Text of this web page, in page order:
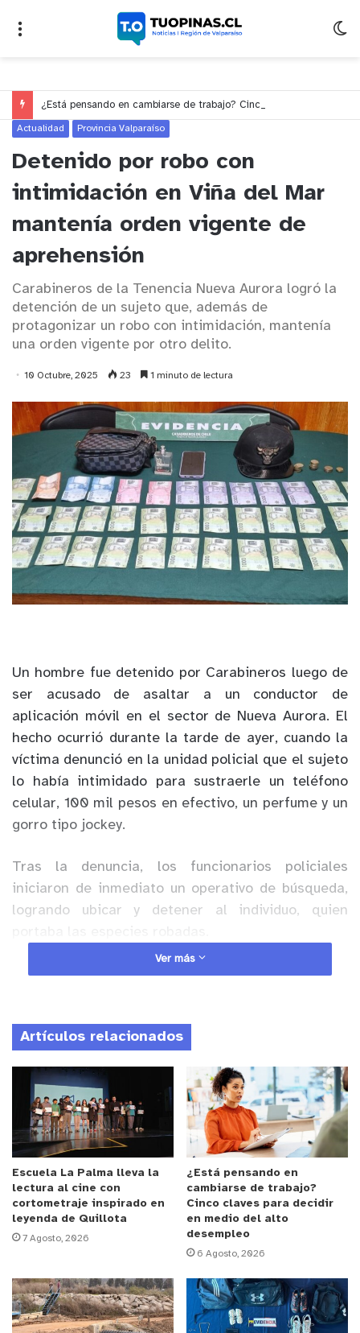
Actualidad Provincia Valparaíso
Detenido por robo con
intimidación en Viña del Mar
mantenía orden vigente de
aprehensión
Carabineros de la Tenencia Nueva Aurora logró la
detención de un sujeto que, además de
protagonizar un robo con intimidación, mantenía
una orden vigente por otro delito.
10 Octubre, 2025 23 1 minuto de lectura
Un hombre fue detenido por Carabineros luego de
ser acusado de asaltar a un conductor de
aplicación móvil en el sector de Nueva Aurora. El
hecho ocurrió durante la tarde de ayer, cuando la
víctima denunció en la unidad policial que el sujeto
lo había intimidado para sustraerle un teléfono
celular, 100 mil pesos en efectivo, un perfume y un
gorro tipo jockey.
Tras la denuncia, los funcionarios policiales
iniciaron de inmediato un operativo de búsqueda,
logrando ubicar y detener al individuo, quien
Anuncio Patrocinado
mantenía una orden de detención vigente por el
delito de Robo en Bienes Nacionales de uso
público, emitida el 7 de octubre de 2025 por el
Juzgado de Garantía de Viña del Mar.
El imputado será puesto esta mañana a
disposición de la justicia para sucontrol de
detención .
y tú, ¿qué opinas?
Ver más
Artículos relacionados
Escuela La Palma lleva la
lectura al cine con
cortometraje inspirado en
leyenda de Quillota
7 Agosto, 2026
¿Está pensando en
cambiarse de trabajo?
Cinco claves para decidir
en medio del alto
desempleo
6 Agosto, 2026